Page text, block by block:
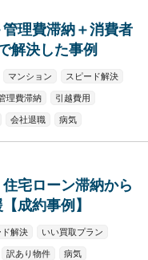
理費滞納＋消費者
解決した事例
マンション スピード解決
理費滞納 引越費用
会社退職 病気
宅ローン滞納から
成約事例】
ド解決 いい買取プラン
訳あり物件 病気